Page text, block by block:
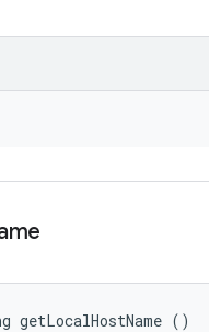
getLocalHostName ()